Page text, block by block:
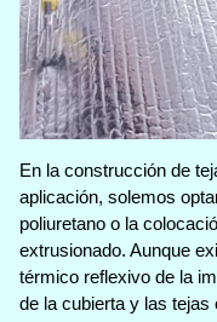
En la construcción de
aplicación, solemos
poliuretano o la
extrusionado. Aunque
térmico reflexivo de la
de la cubierta y las